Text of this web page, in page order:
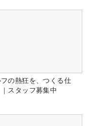
の熱狂を、つくる仕
スタッフ募集中